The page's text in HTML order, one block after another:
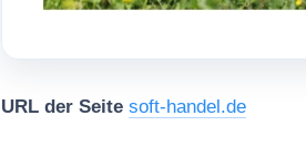
URL der Seite soft-handel.de